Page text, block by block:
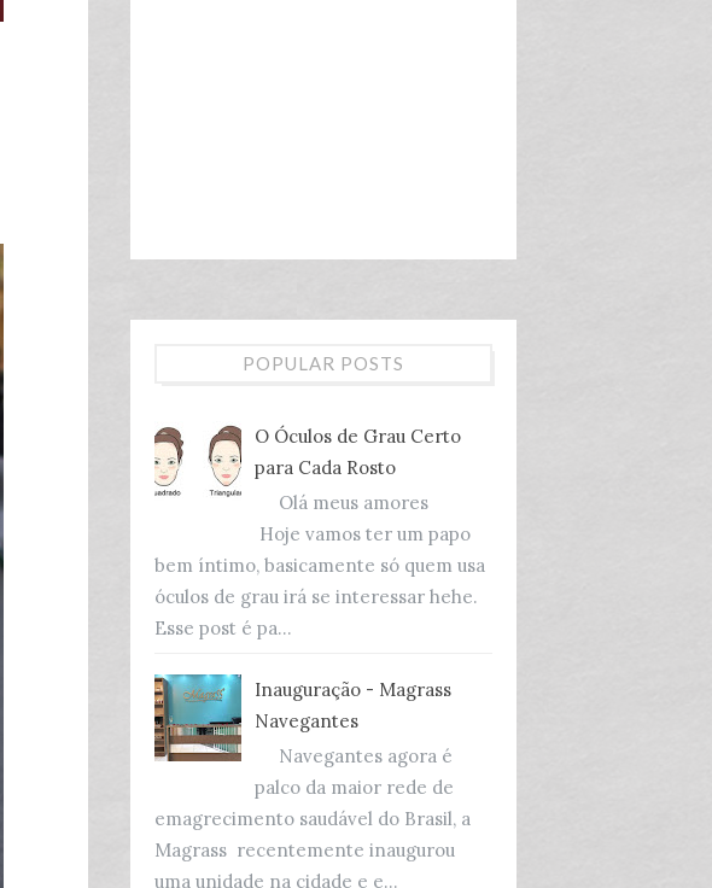
POPULAR POSTS
O Óculos de Grau Certo
para Cada Rosto
Olá meus amores
Hoje vamos ter um papo
bem íntimo, basicamente só quem usa
óculos de grau irá se interessar hehe.
Esse post é pa...
Inauguração - Magrass
Navegantes
Navegantes agora é
palco da maior rede de
emagrecimento saudável do Brasil, a
Magrass recentemente inaugurou
uma unidade na cidade e e...